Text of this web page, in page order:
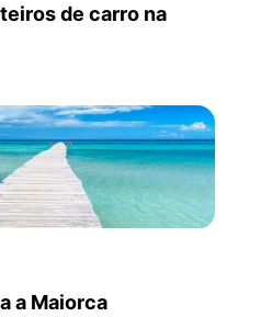
de carro na
a Maiorca